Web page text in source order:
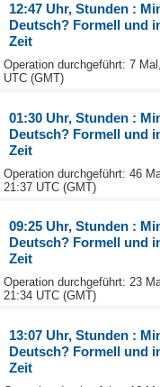
12:47 Uhr, Stunden :
Deutsch? Formell und
Zeit
Operation durchgeführt: 7
UTC (GMT)
01:30 Uhr, Stunden :
Deutsch? Formell und
Zeit
Operation durchgeführt: 46
21:37 UTC (GMT)
09:25 Uhr, Stunden :
Deutsch? Formell und
Zeit
Operation durchgeführt: 23
21:34 UTC (GMT)
13:07 Uhr, Stunden :
Deutsch? Formell und
Zeit